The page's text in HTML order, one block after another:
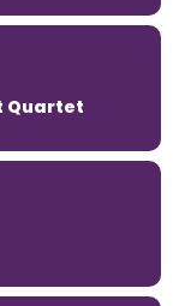
Quartet